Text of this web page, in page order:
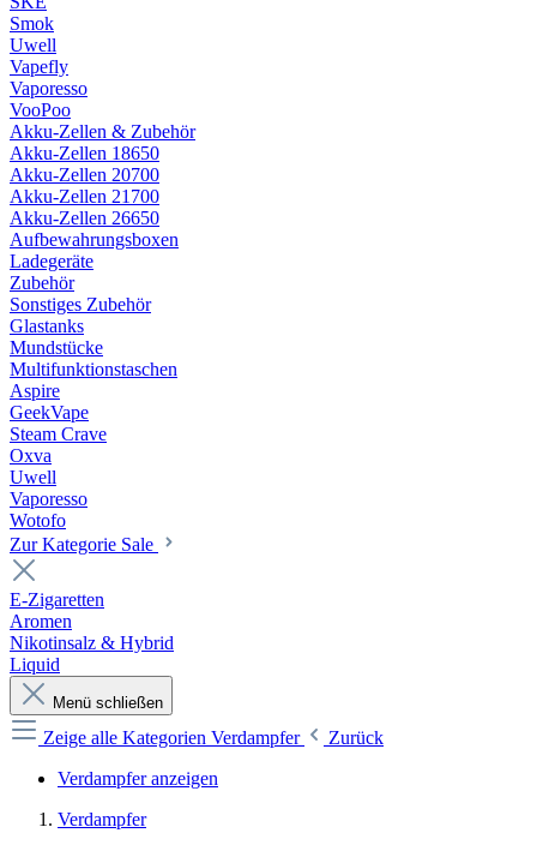
Smok
Uwell
Vapefly
Vaporesso
VooPoo
Akku-Zellen & Zubehör
Akku-Zellen 18650
Akku-Zellen 20700
Akku-Zellen 21700
Akku-Zellen 26650
Aufbewahrungsboxen
Ladegeräte
Zubehör
Sonstiges Zubehör
Glastanks
Mundstücke
Multifunktionstaschen
Aspire
GeekVape
Steam Crave
Oxva
Uwell
Vaporesso
Wotofo
Zur Kategorie Sale
E-Zigaretten
Aromen
Nikotinsalz & Hybrid
Liquid
Menü schließen
Zeige alle Kategorien Verdampfer
Zurück
Verdampfer anzeigen
Verdampfer